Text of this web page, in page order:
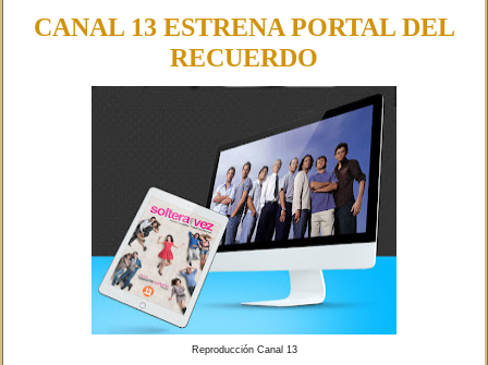
CANAL 13 ESTRENA PORTAL DEL
RECUERDO
Reproducción Canal 13